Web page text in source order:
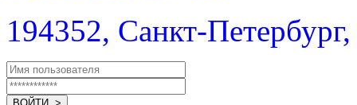
194352, Санкт-